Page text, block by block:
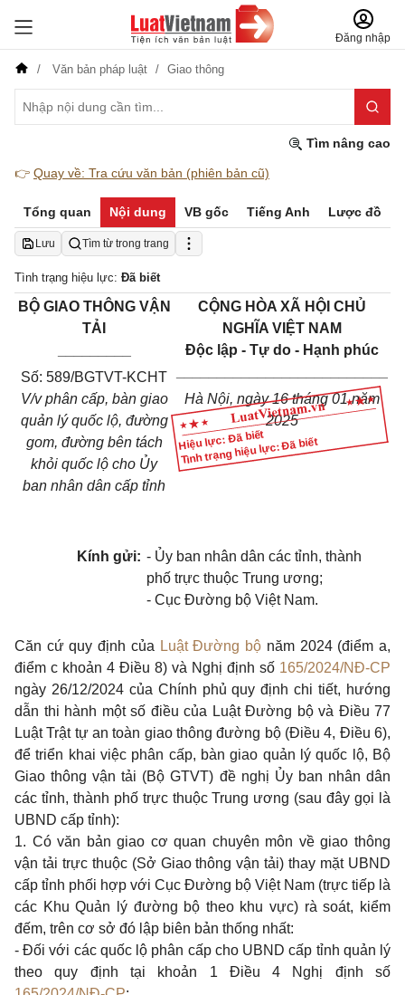
Đăng nhập
Văn bản pháp luật Giao thông
Tìm nâng cao
👉 Quay về: Tra cứu văn bản (phiên bản cũ)
Tổng quan Nội dung VB gốc Tiếng Anh Lược đồ
Lưu Tìm từ trong trang
Tình trạng hiệu lực: Đã biết
Hiệu lực: Đã biết
Tình trạng hiệu lực: Đã biết
BỘ GIAO THÔNG VẬN
TẢI
Số: 589/BGTVT-KCHT
V/v phân cấp, bàn giao
quản lý quốc lộ, đường
gom, đường bên tách
khỏi quốc lộ cho Ủy
ban nhân dân cấp tỉnh
CỘNG HÒA XÃ HỘI CHỦ
NGHĨA VIỆT NAM
Độc lập - Tự do - Hạnh phúc
Hà Nội, ngày 16 tháng 01 năm
2025
Kính gửi: - Ủy ban nhân dân các tỉnh, thành
phố trực thuộc Trung ương;
- Cục Đường bộ Việt Nam.
Căn cứ quy định của Luật Đường bộ năm 2024 (điểm a,
điểm c khoản 4 Điều 8) và Nghị định số 165/2024/NĐ-CP
ngày 26/12/2024 của Chính phủ quy định chi tiết, hướng
dẫn thi hành một số điều của Luật Đường bộ và Điều 77
Luật Trật tự an toàn giao thông đường bộ(Điều 4, Điều 6),
để triển khai việc phân cấp, bàn giao quản lý quốc lộ, Bộ
Giao thông vận tải (Bộ GTVT) đề nghị Ủy ban nhân dân
các tỉnh, thành phố trực thuộc Trung ương (sau đây gọi là
UBND cấp tỉnh):
1. Có văn bản giao cơ quan chuyên môn về giao thông
vận tải trực thuộc (Sở Giao thông vận tải) thay mặt UBND
cấp tỉnh phối hợp với Cục Đường bộ Việt Nam (trực tiếp là
các Khu Quản lý đường bộ theo khu vực) rà soát, kiểm
đếm, trên cơ sở đó lập biên bản thống nhất:
- Đối với các quốc lộ phân cấp cho UBND cấp tỉnh quản lý
theo quy định tại
khoản 1 Điều 4 Nghị định số